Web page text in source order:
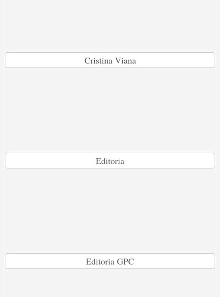
Cristina Viana
Editoria
Editoria GPC